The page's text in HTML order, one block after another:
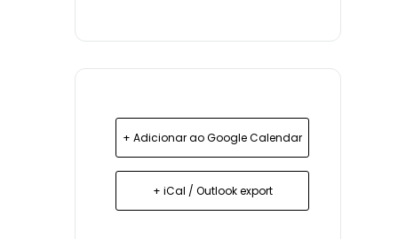
+ Adicionar ao Google Calendar
+ iCal / Outlook export